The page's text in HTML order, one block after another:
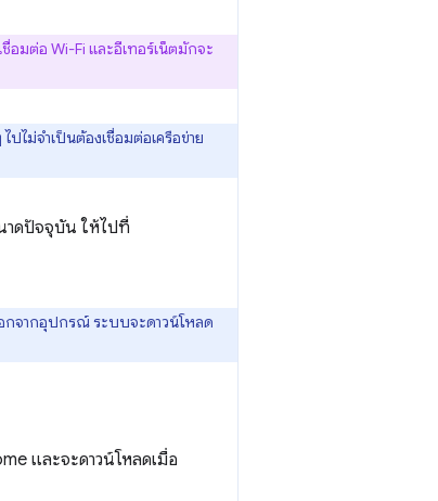
ชื่อมต่อ Wi-Fi และอีเทอร์เน็ตมักจะ
ปไม่จำเป็นต้องเชื่อมต่อเครือข่าย
าดปัจจุบัน ให้ไปที่
กจากอุปกรณ์ ระบบจะดาวน์โหลด
และจะดาวน์โหลดเมื่อ